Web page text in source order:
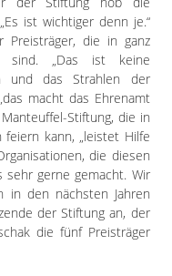
ist wichtiger denn je.“
Preisträger, die in ganz
sind. „Das ist keine
und das Strahlen der
macht das Ehrenamt
Stiftung, die in
feiern kann, „leistet Hilfe
die diesen
gerne gemacht. Wir
in den nächsten Jahren
der Stiftung an, der
die fünf Preisträger